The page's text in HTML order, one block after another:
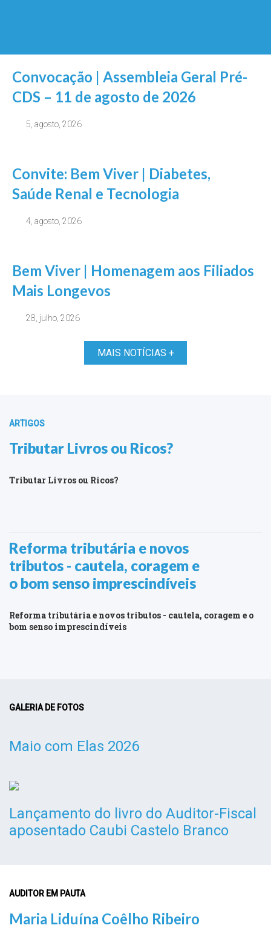
Convocação | Assembleia Geral Pré-
CDS – 11 de agosto de 2026
5, agosto, 2026
Convite: Bem Viver | Diabetes,
Saúde Renal e Tecnologia
4, agosto, 2026
Bem Viver | Homenagem aos Filiados
Mais Longevos
28, julho, 2026
MAIS NOTÍCIAS +
ARTIGOS
Tributar Livros ou Ricos?
Tributar Livros ou Ricos?
Reforma tributária e novos
tributos - cautela, coragem e
o bom senso imprescindíveis
Reforma tributária e novos tributos - cautela, coragem e o
bom senso imprescindíveis
GALERIA DE FOTOS
Maio com Elas 2026
Lançamento do livro do Auditor-Fiscal
aposentado Caubi Castelo Branco
AUDITOR EM PAUTA
Maria Liduína Coêlho Ribeiro